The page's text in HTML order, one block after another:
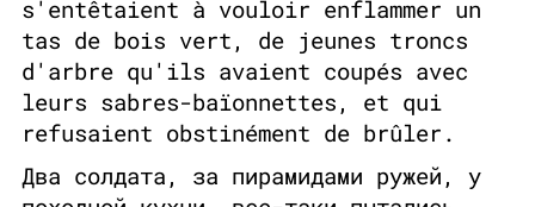
s'entêtaient à vouloir enflammer un
tas de bois vert, de jeunes troncs
d'arbre qu'ils avaient coupés avec
leurs sabres-baïonnettes, et qui
refusaient obstinément de brûler.
Два солдата, за пирамидами ружей, у